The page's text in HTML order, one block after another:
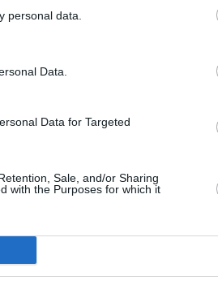
personal data.
Data.
Data for Targeted
Sale, and/or Sharing
with the Purposes for which it
LinkedInEmail Print